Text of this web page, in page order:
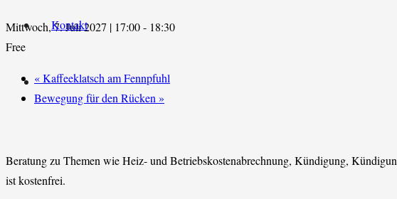
Kontakt
Mittwoch, 7. Juli 2027 | 17:00- 18:30
Free
«Kaffeeklatsch am Fennpfuhl
Bewegung für den Rücken»
Beratung zu Themen wie Heiz- und Betriebskostenabrechnung, Kündigung,
ist kostenfrei.